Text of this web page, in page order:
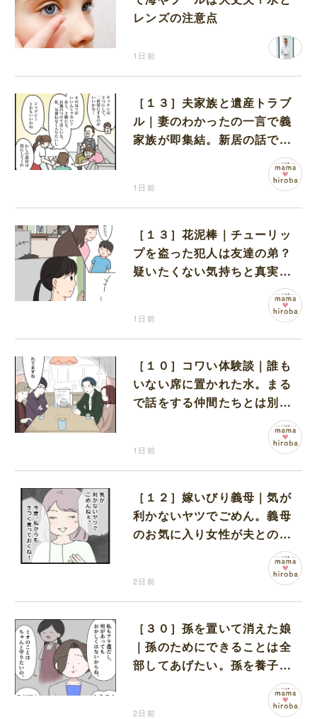
レンズの注意点
1日前
［１３］夫家族と遺産トラブ
ル｜妻のわかったの一言で義
家族が即集結。新居の話で盛
り上がる義家族を置いて実家
1日前
［１３］花泥棒｜チューリッ
プを盗った犯人は友達の弟？
疑いたくない気持ちと真実の
1日前
［１０］コワい体験談｜誰も
いない席に置かれた水。まる
で話をする仲間たちとは別に
1日前
［１２］嫁いびり義母｜気が
利かないヤツでごめん。義母
のお気に入り女性が夫との親
2日前
［３０］孫を置いて消えた娘
｜孫のためにできることは全
部してあげたい。孫を養子に
2日前